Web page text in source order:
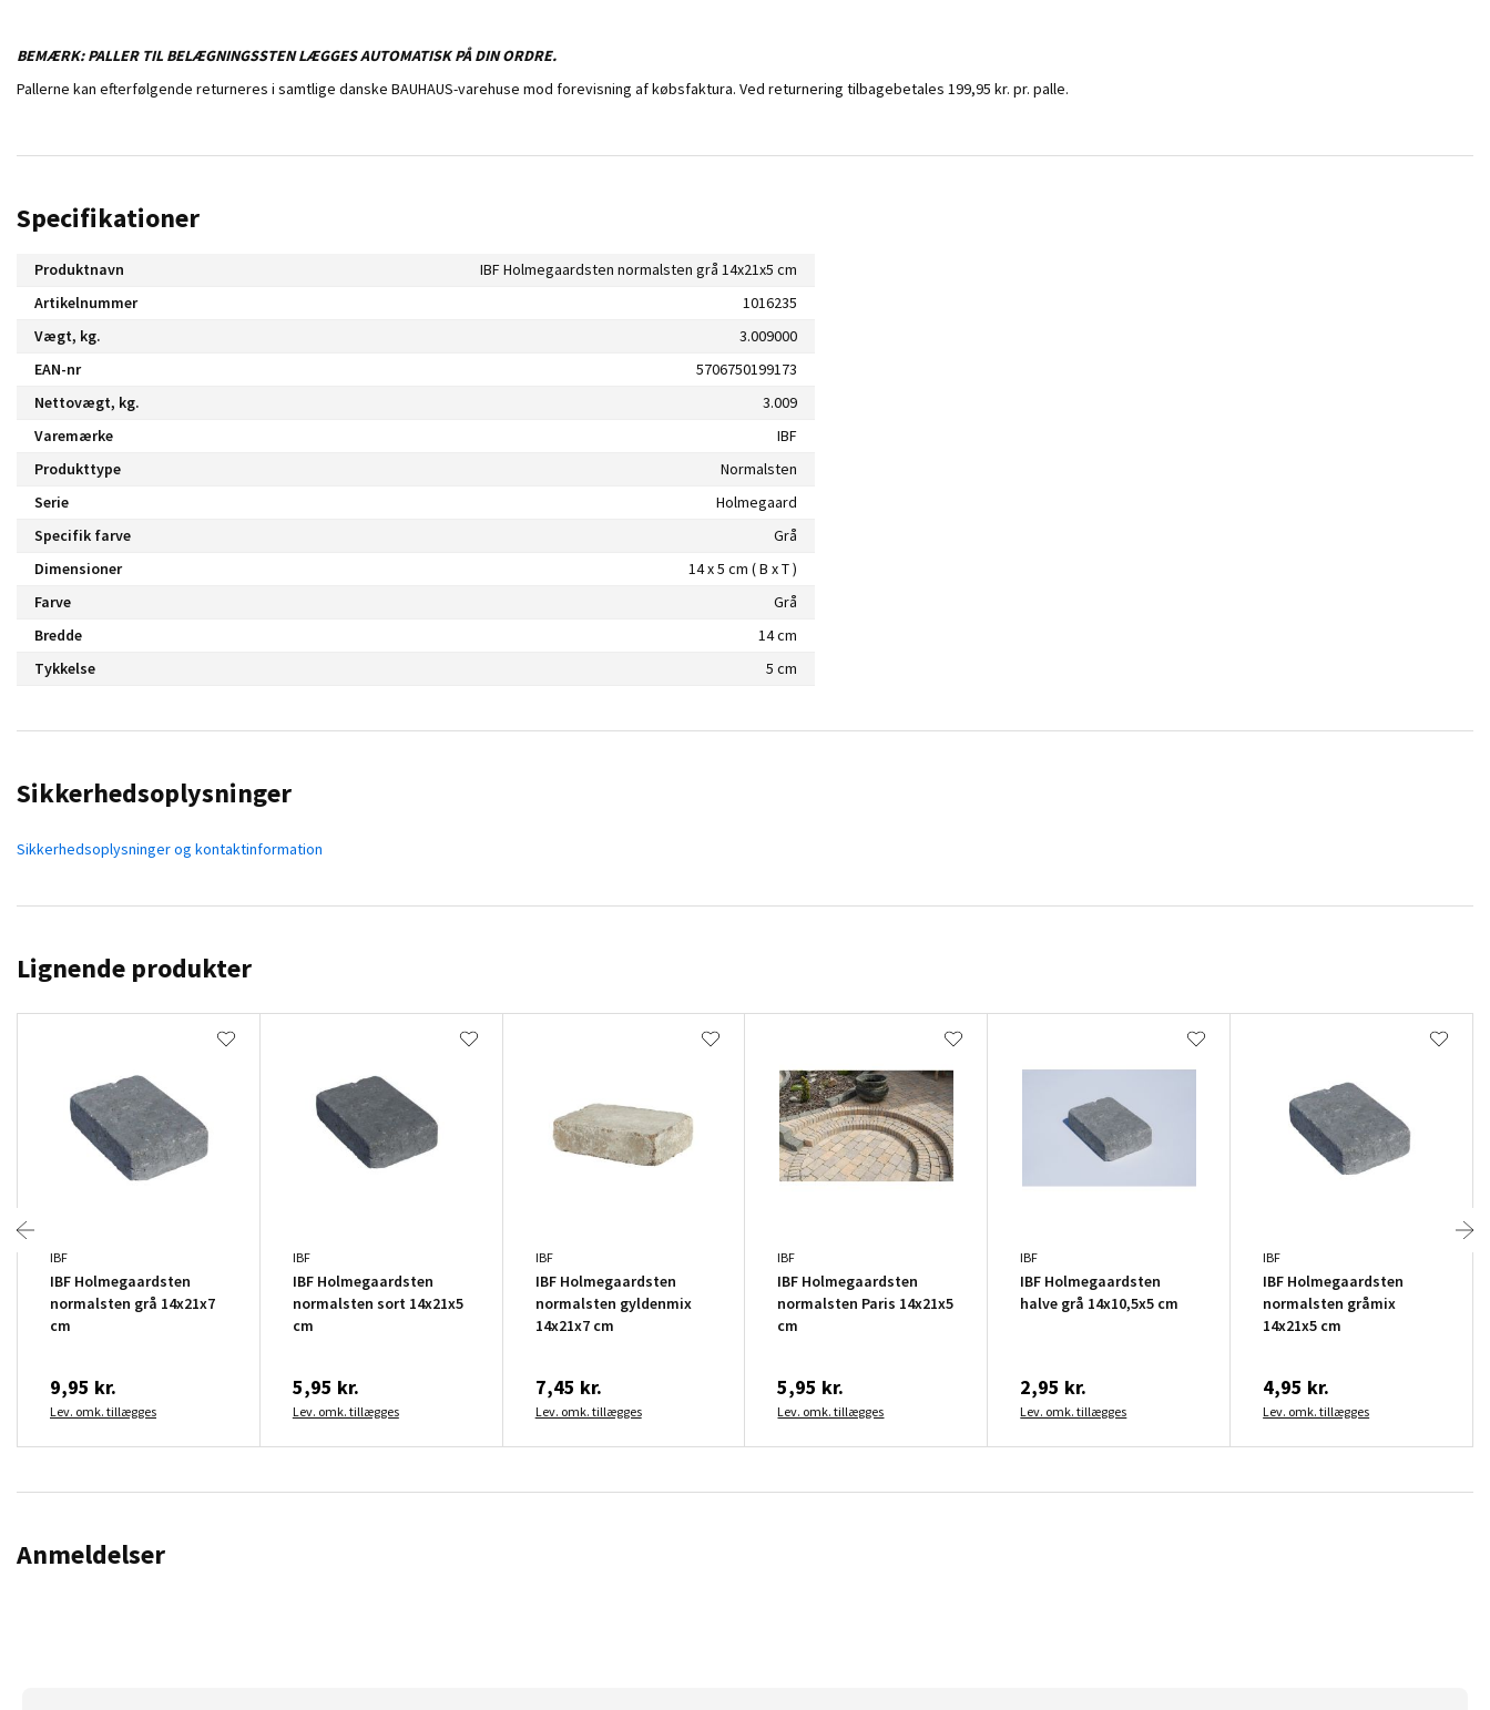
BEMÆRK: PALLER TIL BELÆGNINGSSTEN LÆGGES AUTOMATISK PÅ DIN ORDRE.
Pallerne kan efterfølgende returneres i samtlige danske BAUHAUS-varehuse mod forevisning af købsfaktura. Ved returnering tilbagebetales 199,95 kr. pr. palle.
Specifikationer
Produktnavn
IBF Holmegaardsten normalsten grå 14x21x5 cm
Artikelnummer
1016235
Vægt, kg.
3.009000
EAN-nr
5706750199173
Nettovægt, kg.
3.009
Varemærke
IBF
Produkttype
Normalsten
Serie
Holmegaard
Specifik farve
Grå
Dimensioner
14 x 5 cm ( B x T )
Farve
Grå
Bredde
14 cm
Tykkelse
5 cm
Sikkerhedsoplysninger
Sikkerhedsoplysninger og kontaktinformation
Lignende produkter
IBF
IBF Holmegaardsten
normalsten grå 14x21x7
cm
9,95 kr.
Lev. omk. tillægges
IBF
IBF Holmegaardsten
normalsten sort 14x21x5
cm
5,95 kr.
Lev. omk. tillægges
IBF
IBF Holmegaardsten
normalsten gyldenmix
14x21x7 cm
7,45 kr.
Lev. omk. tillægges
IBF
IBF Holmegaardsten
normalsten Paris 14x21x5
cm
5,95 kr.
Lev. omk. tillægges
IBF
IBF Holmegaardsten
halve grå 14x10,5x5 cm
2,95 kr.
Lev. omk. tillægges
IBF
IBF Holmegaardsten
normalsten gråmix
14x21x5 cm
4,95 kr.
Lev. omk. tillægges
Anmeldelser